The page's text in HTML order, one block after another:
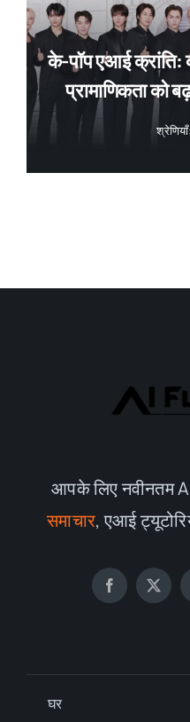
के-पॉप एआई क्रांति:
प्रामाणिकता को
श्रेणियाँ:
आपके लिए नवीनतम
समाचार, एआई
घर